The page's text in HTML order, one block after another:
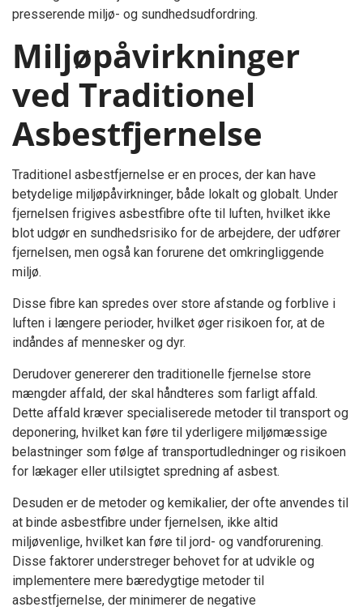
presserende miljø- og sundhedsudfordring.
Miljøpåvirkninger
ved Traditionel
Asbestfjernelse
Traditionel asbestfjernelse er en proces, der kan have
betydelige miljøpåvirkninger, både lokalt og globalt. Under
fjernelsen frigives asbestfibre ofte til luften, hvilket ikke
blot udgør en sundhedsrisiko for de arbejdere, der udfører
fjernelsen, men også kan forurene det omkringliggende
miljø.
Disse fibre kan spredes over store afstande og forblive i
luften i længere perioder, hvilket øger risikoen for, at de
indåndes af mennesker og dyr.
Derudover genererer den traditionelle fjernelse store
mængder affald, der skal håndteres som farligt affald.
Dette affald kræver specialiserede metoder til transport og
deponering, hvilket kan føre til yderligere miljømæssige
belastninger som følge af transportudledninger og risikoen
for lækager eller utilsigtet spredning af asbest.
Desuden er de metoder og kemikalier, der ofte anvendes til
at binde asbestfibre under fjernelsen, ikke altid
miljøvenlige, hvilket kan føre til jord- og vandforurening.
Disse faktorer understreger behovet for at udvikle og
implementere mere bæredygtige metoder til
asbestfjernelse, der minimerer de negative